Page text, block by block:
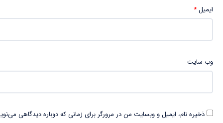
ایمیل*
وب‌ سایت
ذخیره نام، ایمیل و وبسایت من در مرورگر برای زمانی که دوباره دیدگاهی